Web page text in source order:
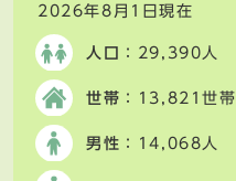
2026年8月1日現在
人口 ：29,390人
世帯 ：13,821世帯
男性 ：14,068人